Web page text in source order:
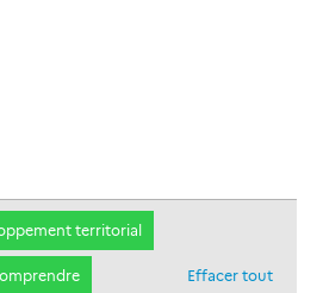
territorial
Effacer tout